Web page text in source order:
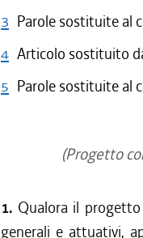
3 Parole sostituite al
4 Articolo sostituito
5 Parole sostituite al
(Progetto
1. Qualora il
generali e attuativi,